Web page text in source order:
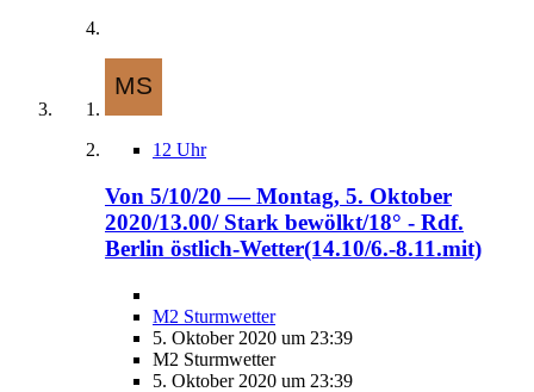
12 Uhr
Von 5/10/20 — Montag, 5. Oktober
2020/13.00/ Stark bewölkt/18° - Rdf.
Berlin östlich-Wetter(14.10/6.-8.11.mit)
M2 Sturmwetter
5. Oktober 2020 um 23:39
M2 Sturmwetter
5. Oktober 2020 um 23:39